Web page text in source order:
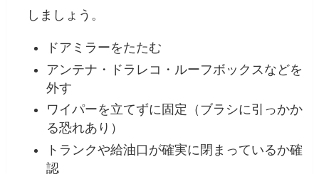
しましょう。
ドアミラーをたたむ
アンテナ・ドラレコ・ルーフボックスなどを
外す
ワイパーを立てずに固定（ブラシに引っかか
る恐れあり）
トランクや給油口が確実に閉まっているか確
認